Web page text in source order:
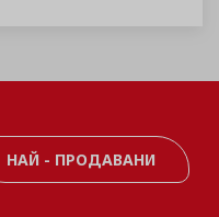
НАЙ - ПРОДАВАНИ